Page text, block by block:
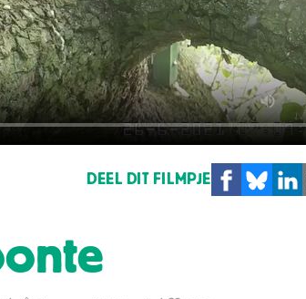
DEEL DIT FILMPJE